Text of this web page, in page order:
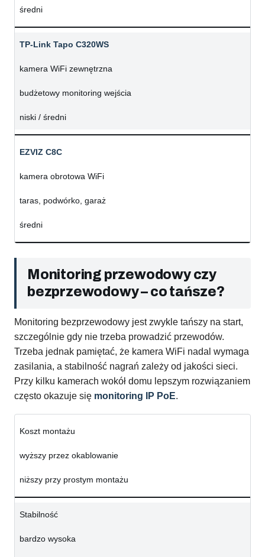
średni
TP-Link Tapo C320WS
kamera WiFi zewnętrzna
budżetowy monitoring wejścia
niski / średni
EZVIZ C8C
kamera obrotowa WiFi
taras, podwórko, garaż
średni
Monitoring przewodowy czy
bezprzewodowy – co tańsze?
Monitoring bezprzewodowy jest zwykle tańszy na start,
szczególnie gdy nie trzeba prowadzić przewodów.
Trzeba jednak pamiętać, że kamera WiFi nadal wymaga
zasilania, a stabilność nagrań zależy od jakości sieci.
Przy kilku kamerach wokół domu lepszym rozwiązaniem
często okazuje się monitoring IP PoE.
Koszt montażu
wyższy przez okablowanie
niższy przy prostym montażu
Stabilność
bardzo wysoka